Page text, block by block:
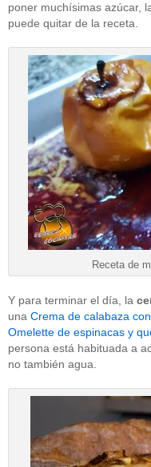
poner muchísimas azúcar,
puede quitar de la receta.
Receta de
Y para terminar el día, la
una Crema de calabaza
Omelette de espinacas y
persona está habituada a
no también agua.